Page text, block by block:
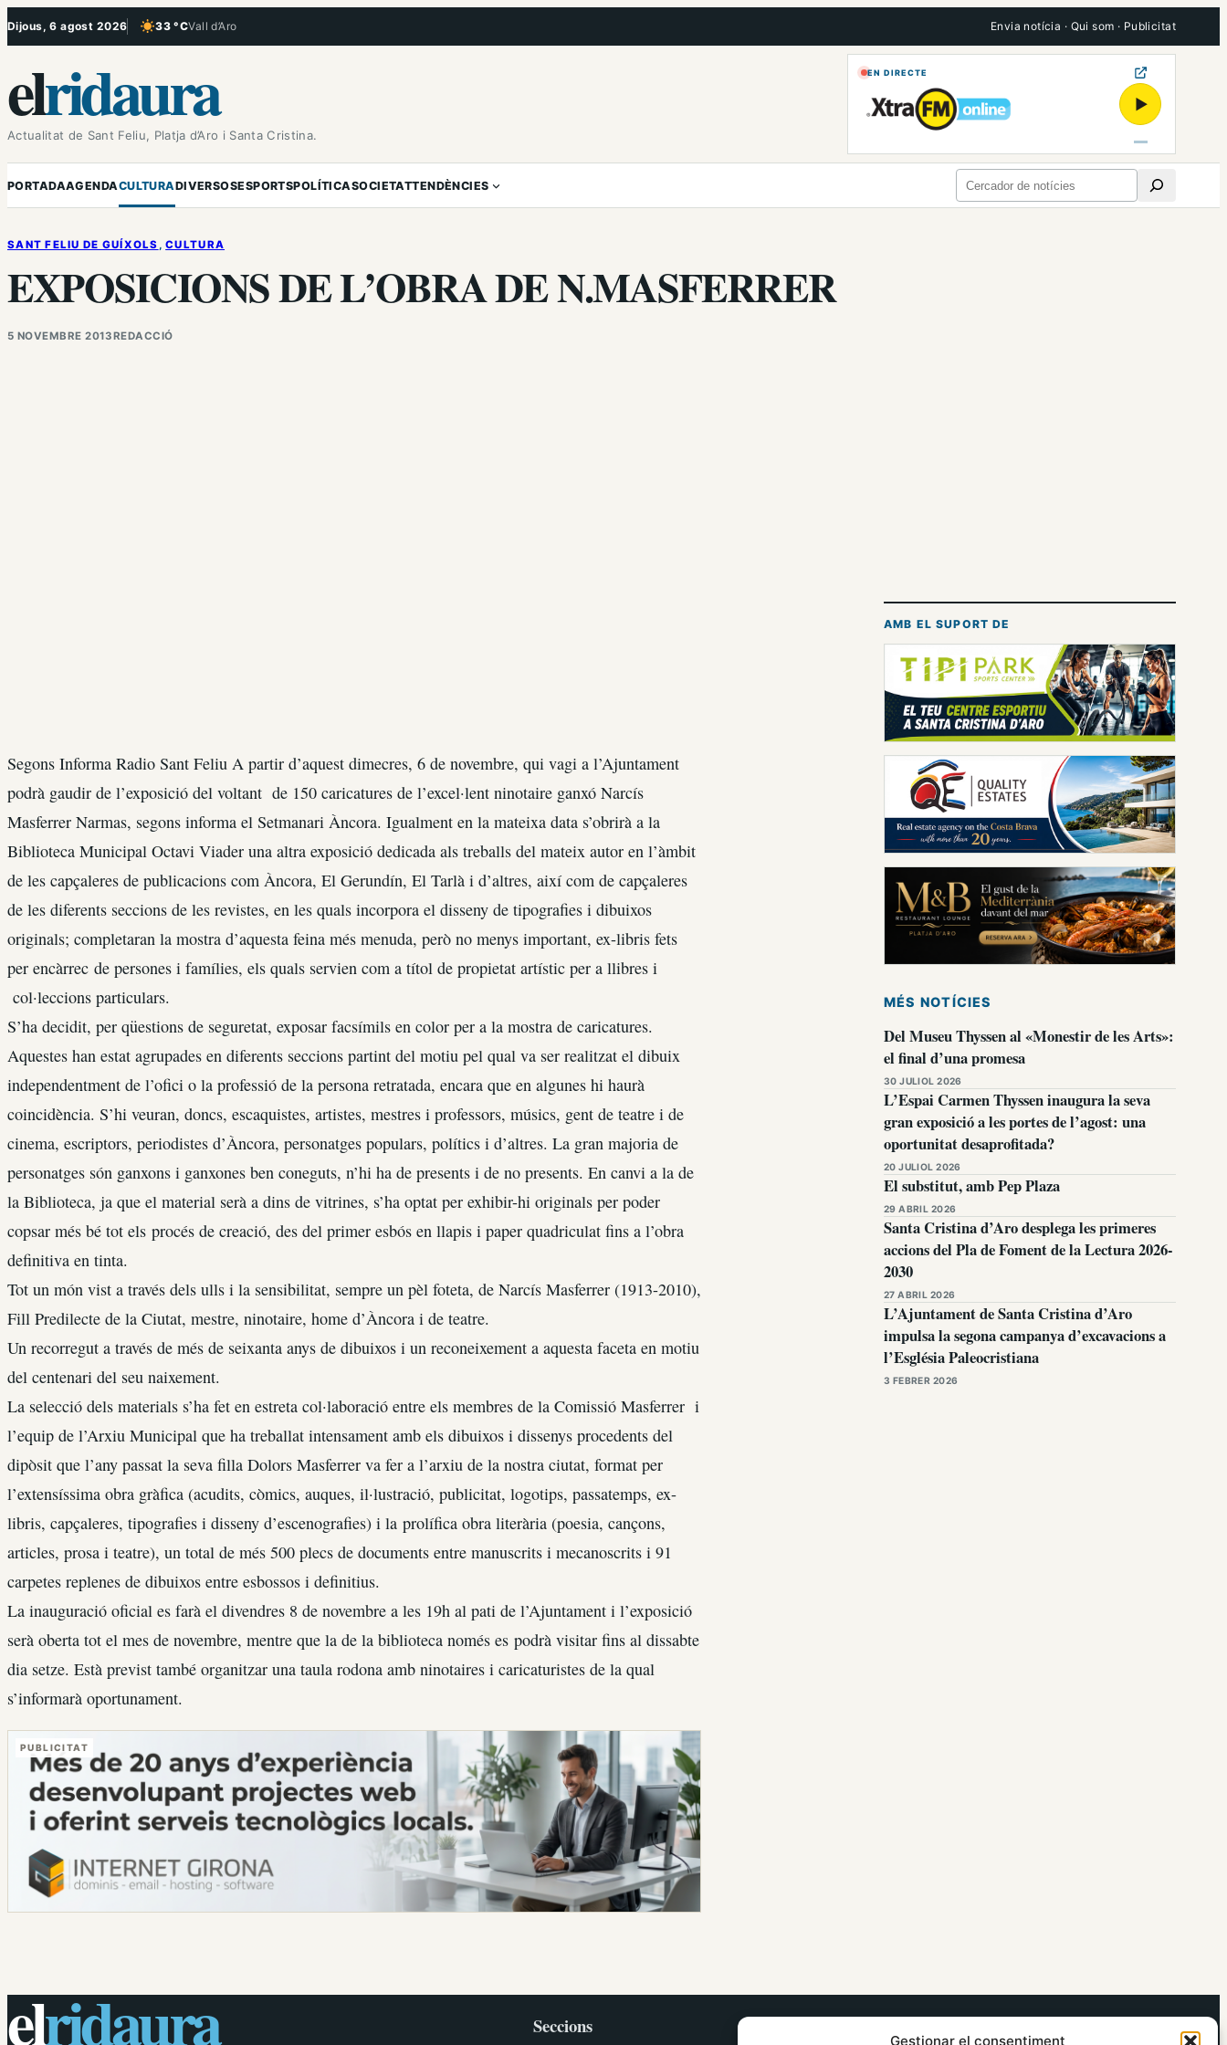
Gestionar el consentiment
Vés
Dijous, 6 agost 2026 33 °CVall d’Aro
, Cel serè Envia notícia · Qui som · Publicitat
elridaura
Actualitat de Sant Feliu, Platja d’Aro i Santa Cristina.
EN DIRECTE
▶
PORTADAAGENDACULTURADIVERSOSESPORTSPOLÍTICASOCIETATTENDÈNCIES Cerca
SANT FELIU DE GUÍXOLS , CULTURA
EXPOSICIONS DE L’OBRA DE N.MASFERRER
5 NOVEMBRE 2013REDACCIÓ
Segons Informa Radio Sant Feliu A partir d’aquest dimecres, 6 de novembre, qui vagi a l’Ajuntament
podrà gaudir de l’exposició del voltant de 150 caricatures de l’excel·lent ninotaire ganxó Narcís
Masferrer Narmas, segons informa el Setmanari Àncora. Igualment en la mateixa data s’obrirà a la
Biblioteca Municipal Octavi Viader una altra exposició dedicada als treballs del mateix autor en l’àmbit
de les capçaleres de publicacions com Àncora, El Gerundín, El Tarlà i d’altres, així com de capçaleres
de les diferents seccions de les revistes, en les quals incorpora el disseny de tipografies i dibuixos
originals; completaran la mostra d’aquesta feina més menuda, però no menys important, ex-libris fets
per encàrrec de persones i famílies, els quals servien com a títol de propietat artístic per a llibres i
col·leccions particulars.
S’ha decidit, per qüestions de seguretat, exposar facsímils en color per a la mostra de caricatures.
Aquestes han estat agrupades en diferents seccions partint del motiu pel qual va ser realitzat el dibuix
independentment de l’ofici o la professió de la persona retratada, encara que en algunes hi haurà
coincidència. S’hi veuran, doncs, escaquistes, artistes, mestres i professors, músics, gent de teatre i de
cinema, escriptors, periodistes d’Àncora, personatges populars, polítics i d’altres. La gran majoria de
personatges són ganxons i ganxones ben coneguts, n’hi ha de presents i de no presents. En canvi a la de
la Biblioteca, ja que el material serà a dins de vitrines, s’ha optat per exhibir-hi originals per poder
copsar més bé tot els procés de creació, des del primer esbós en llapis i paper quadriculat fins a l’obra
definitiva en tinta.
Tot un món vist a través dels ulls i la sensibilitat, sempre un pèl foteta, de Narcís Masferrer (1913-2010),
Fill Predilecte de la Ciutat, mestre, ninotaire, home d’Àncora i de teatre.
Un recorregut a través de més de seixanta anys de dibuixos i un reconeixement a aquesta faceta en motiu
del centenari del seu naixement.
La selecció dels materials s’ha fet en estreta col·laboració entre els membres de la Comissió Masferrer i
l’equip de l’Arxiu Municipal que ha treballat intensament amb els dibuixos i dissenys procedents del
dipòsit que l’any passat la seva filla Dolors Masferrer va fer a l’arxiu de la nostra ciutat, format per
l’extensíssima obra gràfica (acudits, còmics, auques, il·lustració, publicitat, logotips, passatemps, ex-
libris, capçaleres, tipografies i disseny d’escenografies) i la prolífica obra literària (poesia, cançons,
articles, prosa i teatre), un total de més 500 plecs de documents entre manuscrits i mecanoscrits i 91
carpetes replenes de dibuixos entre esbossos i definitius.
La inauguració oficial es farà el divendres 8 de novembre a les 19h al pati de l’Ajuntament i l’exposició
serà oberta tot el mes de novembre, mentre que la de la biblioteca només es podrà visitar fins al dissabte
dia setze. Està previst també organitzar una taula rodona amb ninotaires i caricaturistes de la qual
s’informarà oportunament.
PUBLICITAT
AMB EL SUPORT DE
MÉS NOTÍCIES
Del Museu Thyssen al «Monestir de les Arts»:
el final d’una promesa
30 JULIOL 2026
L’Espai Carmen Thyssen inaugura la seva
gran exposició a les portes de l’agost: una
oportunitat desaprofitada?
20 JULIOL 2026
El substitut, amb Pep Plaza
29 ABRIL 2026
Santa Cristina d’Aro desplega les primeres
accions del Pla de Foment de la Lectura 2026-
2030
27 ABRIL 2026
L’Ajuntament de Santa Cristina d’Aro
impulsa la segona campanya d’excavacions a
l’Església Paleocristiana
3 FEBRER 2026
elridaura Seccions elRidaura.com